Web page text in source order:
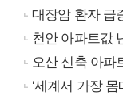
대장암 환자 급
천안 아파트값
오산 신축 아파
‘세계서 가장